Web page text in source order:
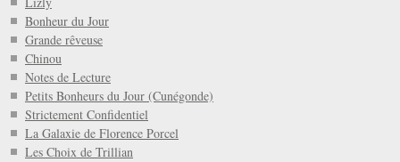
Bonheur du Jour
Grande rêveuse
Chinou
Notes de Lecture
Petits Bonheurs du Jour (Cunégonde)
Strictement Confidentiel
La Galaxie de Florence Porcel
Les Choix de Trillian